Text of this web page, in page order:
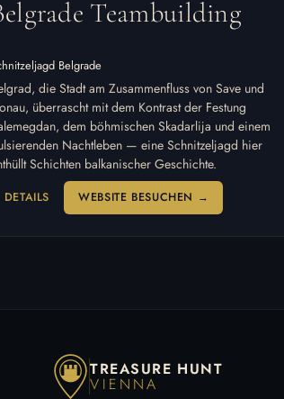
Teambuilding
Belgrade
die Stadt am Zusammenfluss von Save und
überrascht mit dem Kontrast der Festung
dem böhmischen Skadarlija und einem
Nachtleben — eine Schnitzeljagd hier
Schichten balkanischer Geschichte.
DETAILS WEBSITE BESUCHEN →
TREASURE HUNT
VIENNA